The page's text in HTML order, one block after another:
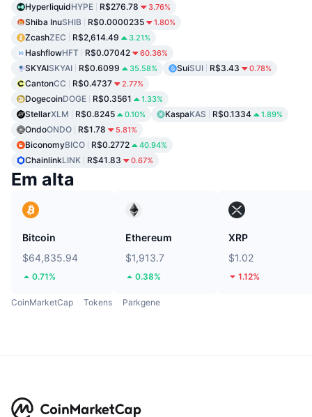
HyperliquidHYPE R$276.78 3.76%
Shiba InuSHIB R$0.0000235 1.80%
ZcashZEC R$2,614.49 3.21%
HashflowHFT R$0.07042 60.36%
SKYAISKYAI R$0.6099 35.58% SuiSUI R$3.43 0.78%
CantonCC R$0.4737 2.77%
DogecoinDOGE R$0.3561 1.33%
StellarXLM R$0.8245 0.10% KaspaKAS R$0.1334 1.89%
OndoONDO R$1.78 5.81%
BiconomyBICO R$0.2772 40.94%
ChainlinkLINK R$41.83 0.67%
Em alta
Bitcoin
$64,835.94
0.71%
Ethereum
$1,913.7
0.38%
XRP
$1.02
1.12%
CoinMarketCap Tokens Parkgene